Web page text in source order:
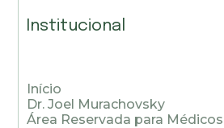
Institucional
Início
Dr. Joel Murachovsky
Área Reservada para Médicos